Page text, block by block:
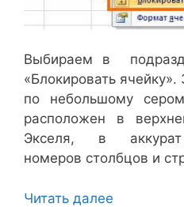
Выбираем в
«Блокировать
по небольшому
расположен в
Экселя, в
номеров столбцов и
Читать далее